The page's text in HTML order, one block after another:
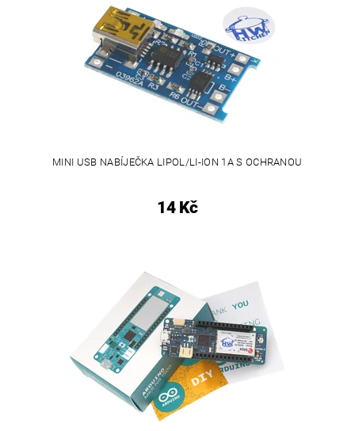
MINI USB NABÍJEČKA LIPOL/LI-ION 1A S OCHRANOU
14 Kč